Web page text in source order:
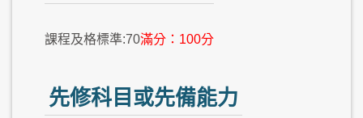
課程及格標準:70滿分：100分
先修科目或先備能力